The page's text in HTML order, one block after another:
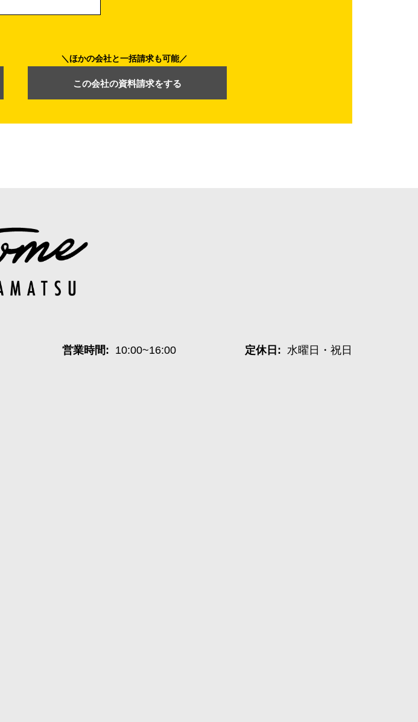
ほかの会社と一括請求も可能
この会社の資料請求をする
営業時間: 10:00~16:00 定休日: 水曜日・祝日